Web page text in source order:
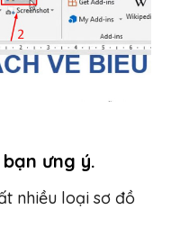
bạn ưng ý.
nhiều loại sơ đồ